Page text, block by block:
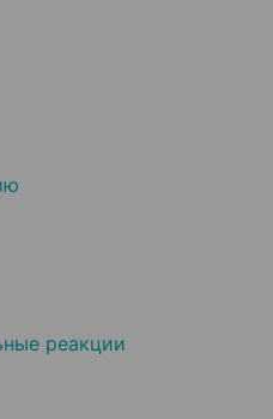
реакции